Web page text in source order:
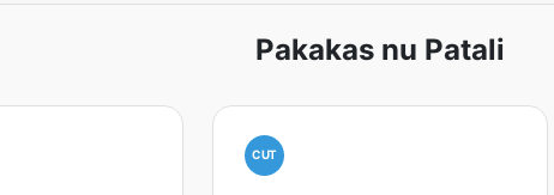
Pakakas nu Patali
CUT